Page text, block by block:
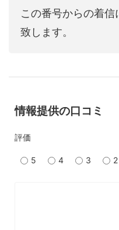
この番号からの着
致します。
情報提供の口コミ
評価
5 4 3 2